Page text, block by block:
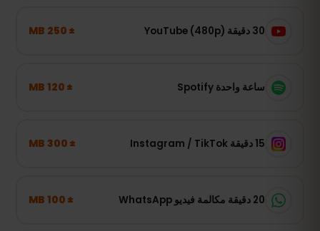
30 دقيقة YouTube (480p) ± 250 MB
ساعة واحدة Spotify ± 120 MB
15 دقيقة Instagram / TikTok ± 300 MB
20 دقيقة مكالمة فيديو WhatsApp ± 100 MB